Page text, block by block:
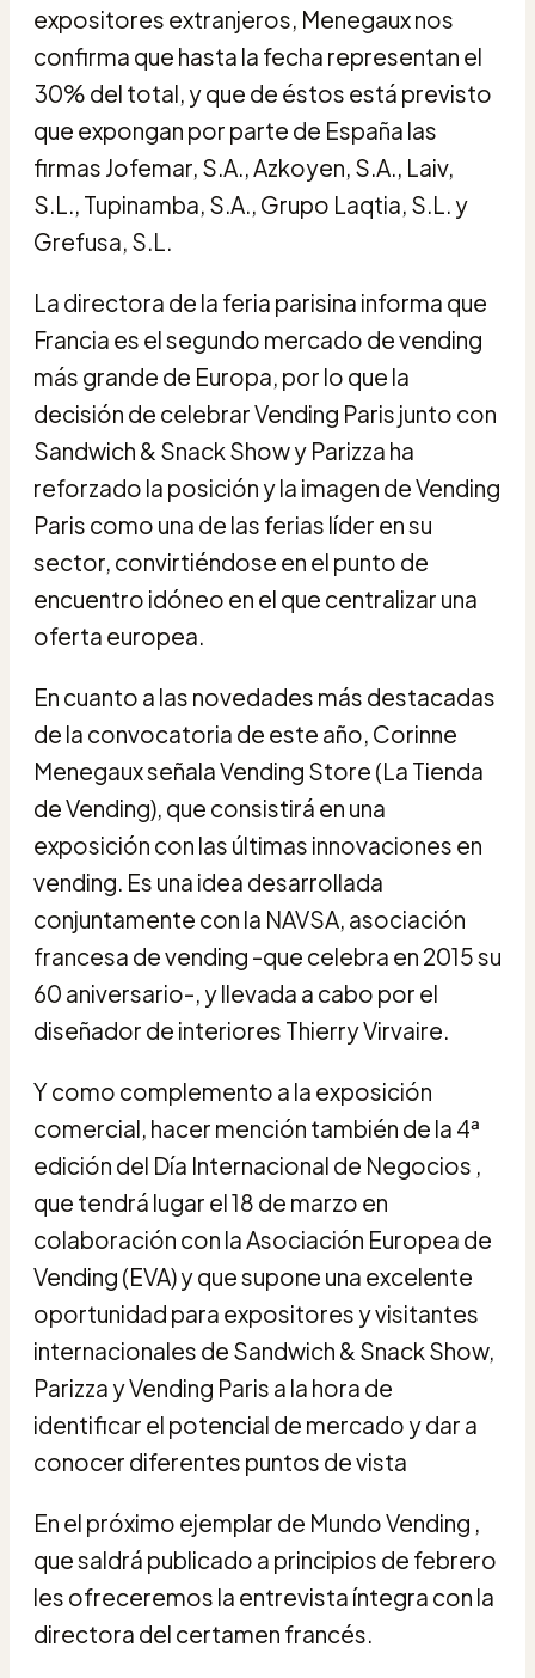
expositores extranjeros, Menegaux nos
confirma que hasta la fecha representan el
30% del total, y que de éstos está previsto
que expongan por parte de España las
firmas Jofemar, S.A., Azkoyen, S.A., Laiv,
S.L., Tupinamba, S.A., Grupo Laqtia, S.L. y
Grefusa, S.L.
La directora de la feria parisina informa que
Francia es el segundo mercado de vending
más grande de Europa, por lo que la
decisión de celebrar Vending Paris junto con
Sandwich & Snack Show y Parizza ha
reforzado la posición y la imagen de Vending
Paris como una de las ferias líder en su
sector, convirtiéndose en el punto de
encuentro idóneo en el que centralizar una
oferta europea.
En cuanto a las novedades más destacadas
de la convocatoria de este año, Corinne
Menegaux señala Vending Store (La Tienda
de Vending), que consistirá en una
exposición con las últimas innovaciones en
vending. Es una idea desarrollada
conjuntamente con la NAVSA, asociación
francesa de vending -que celebra en 2015 su
60 aniversario-, y llevada a cabo por el
diseñador de interiores Thierry Virvaire.
Y como complemento a la exposición
comercial, hacer mención también de la 4ª
edición del Día Internacional de Negocios ,
que tendrá lugar el 18 de marzo en
colaboración con la Asociación Europea de
Vending (EVA) y que supone una excelente
oportunidad para expositores y visitantes
internacionales de Sandwich & Snack Show,
Parizza y Vending Paris a la hora de
identificar el potencial de mercado y dar a
conocer diferentes puntos de vista
En el próximo ejemplar de Mundo Vending ,
que saldrá publicado a principios de febrero
les ofreceremos la entrevista íntegra con la
directora del certamen francés.